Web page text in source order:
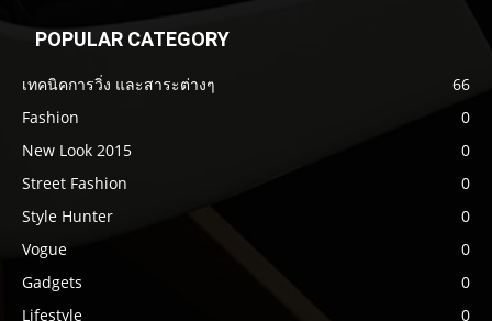
POPULAR CATEGORY
เทคนิคการวิ่ง และสาระต่างๆ
66
Fashion
0
New Look 2015
0
Street Fashion
0
Style Hunter
0
Vogue
0
Gadgets
0
Lifestyle
0